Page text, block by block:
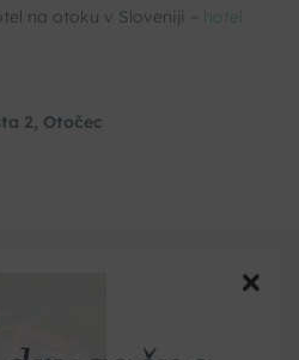
na otoku v Sloveniji – hotel
2, Otočec